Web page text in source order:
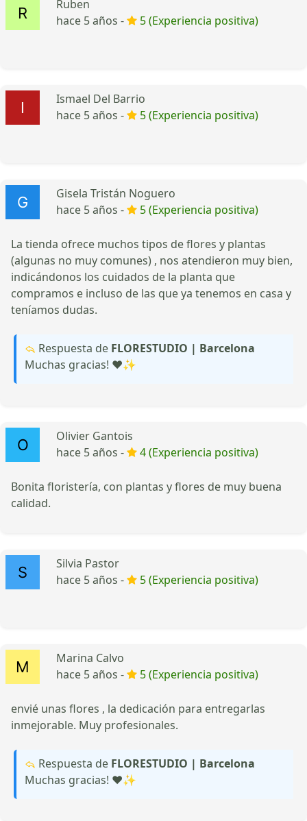
Ruben
hace 5 años -
5 (Experiencia positiva)
Ismael Del Barrio
hace 5 años -
5 (Experiencia positiva)
Gisela Tristán Noguero
hace 5 años -
5 (Experiencia positiva)
La tienda ofrece muchos tipos de flores y plantas
(algunas no muy comunes) , nos atendieron muy bien,
indicándonos los cuidados de la planta que
compramos e incluso de las que ya tenemos en casa y
teníamos dudas.
Respuesta de FLORESTUDIO | Barcelona
Muchas gracias! ❤️✨
Olivier Gantois
hace 5 años -
4 (Experiencia positiva)
Bonita floristería, con plantas y flores de muy buena
calidad.
Silvia Pastor
hace 5 años -
5 (Experiencia positiva)
Marina Calvo
hace 5 años -
5 (Experiencia positiva)
envié unas flores , la dedicación para entregarlas
inmejorable. Muy profesionales.
Respuesta de FLORESTUDIO | Barcelona
Muchas gracias! ❤️✨